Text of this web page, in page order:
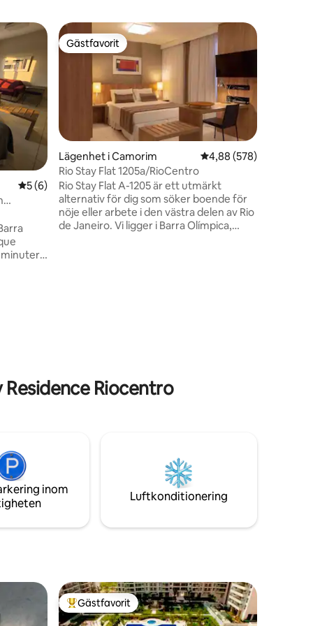
5 av 5 i genomsnittligt betyg, 6 omdömen
5 (6)
minuter
Gästfavorit
Gästfavorit
Lägenhet i Camorim 4,88 av 5 i
4,88 (578)
Rio Stay Flat 1205a/RioCentro
Rio Stay Flat A-1205 är ett utmärkt
alternativ för dig som söker boende för
nöje eller arbete i den västra delen av Rio
de Janeiro. Vi ligger i Barra Olímpica,
Riocentro
inom
Luftkonditionering
Populär gästfavorit
Gästfavorit